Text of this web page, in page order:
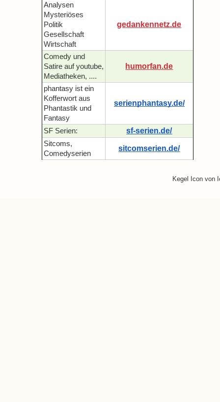
Analysen
Mysteriöses
Politik
Gesellschaft
Wirtschaft
gedankennetz.de
Comedy und
Satire auf youtube,
Mediatheken, ....
humorfan.de
phantasy ist ein
Kofferwort aus
Phantastik und
Fantasy
serienphantasy.de/
SF Serien: sf-serien.de/
Sitcoms,
Comedyserien
sitcomserien.de/
Kegel Icon von